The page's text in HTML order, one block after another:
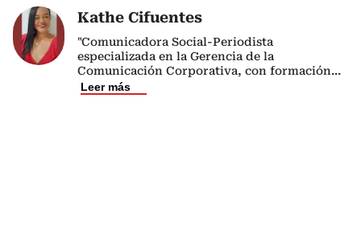
Kathe Cifuentes
"Comunicadora Social-Periodista
especializada en la Gerencia de la
Comunicación Corporativa, con formación...
Leer más